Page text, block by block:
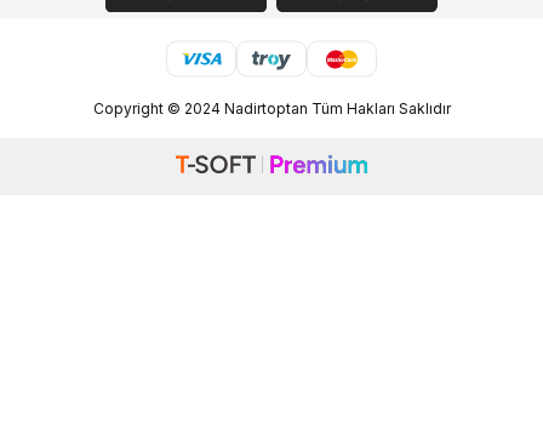
Copyright © 2024 Nadirtoptan Tüm Hakları Saklıdır